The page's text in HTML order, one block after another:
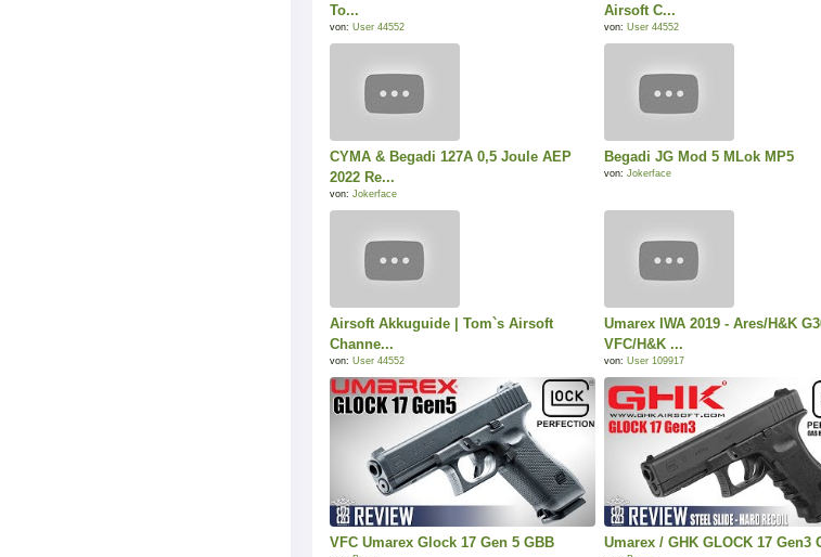
To...
von: User 44552
Airsoft C...
von: User 44552
CYMA & Begadi 127A 0,5 Joule AEP
2022 Re...
von: Jokerface
Begadi JG Mod 5 MLok MP5
von: Jokerface
Airsoft Akkuguide | Tom`s Airsoft
Channe...
von: User 44552
Umarex IWA 2019 - Ares/H&K
VFC/H&K ...
von: User 109917
VFC Umarex Glock 17 Gen 5 GBB Umarex / GHK GLOCK 17 Gen3